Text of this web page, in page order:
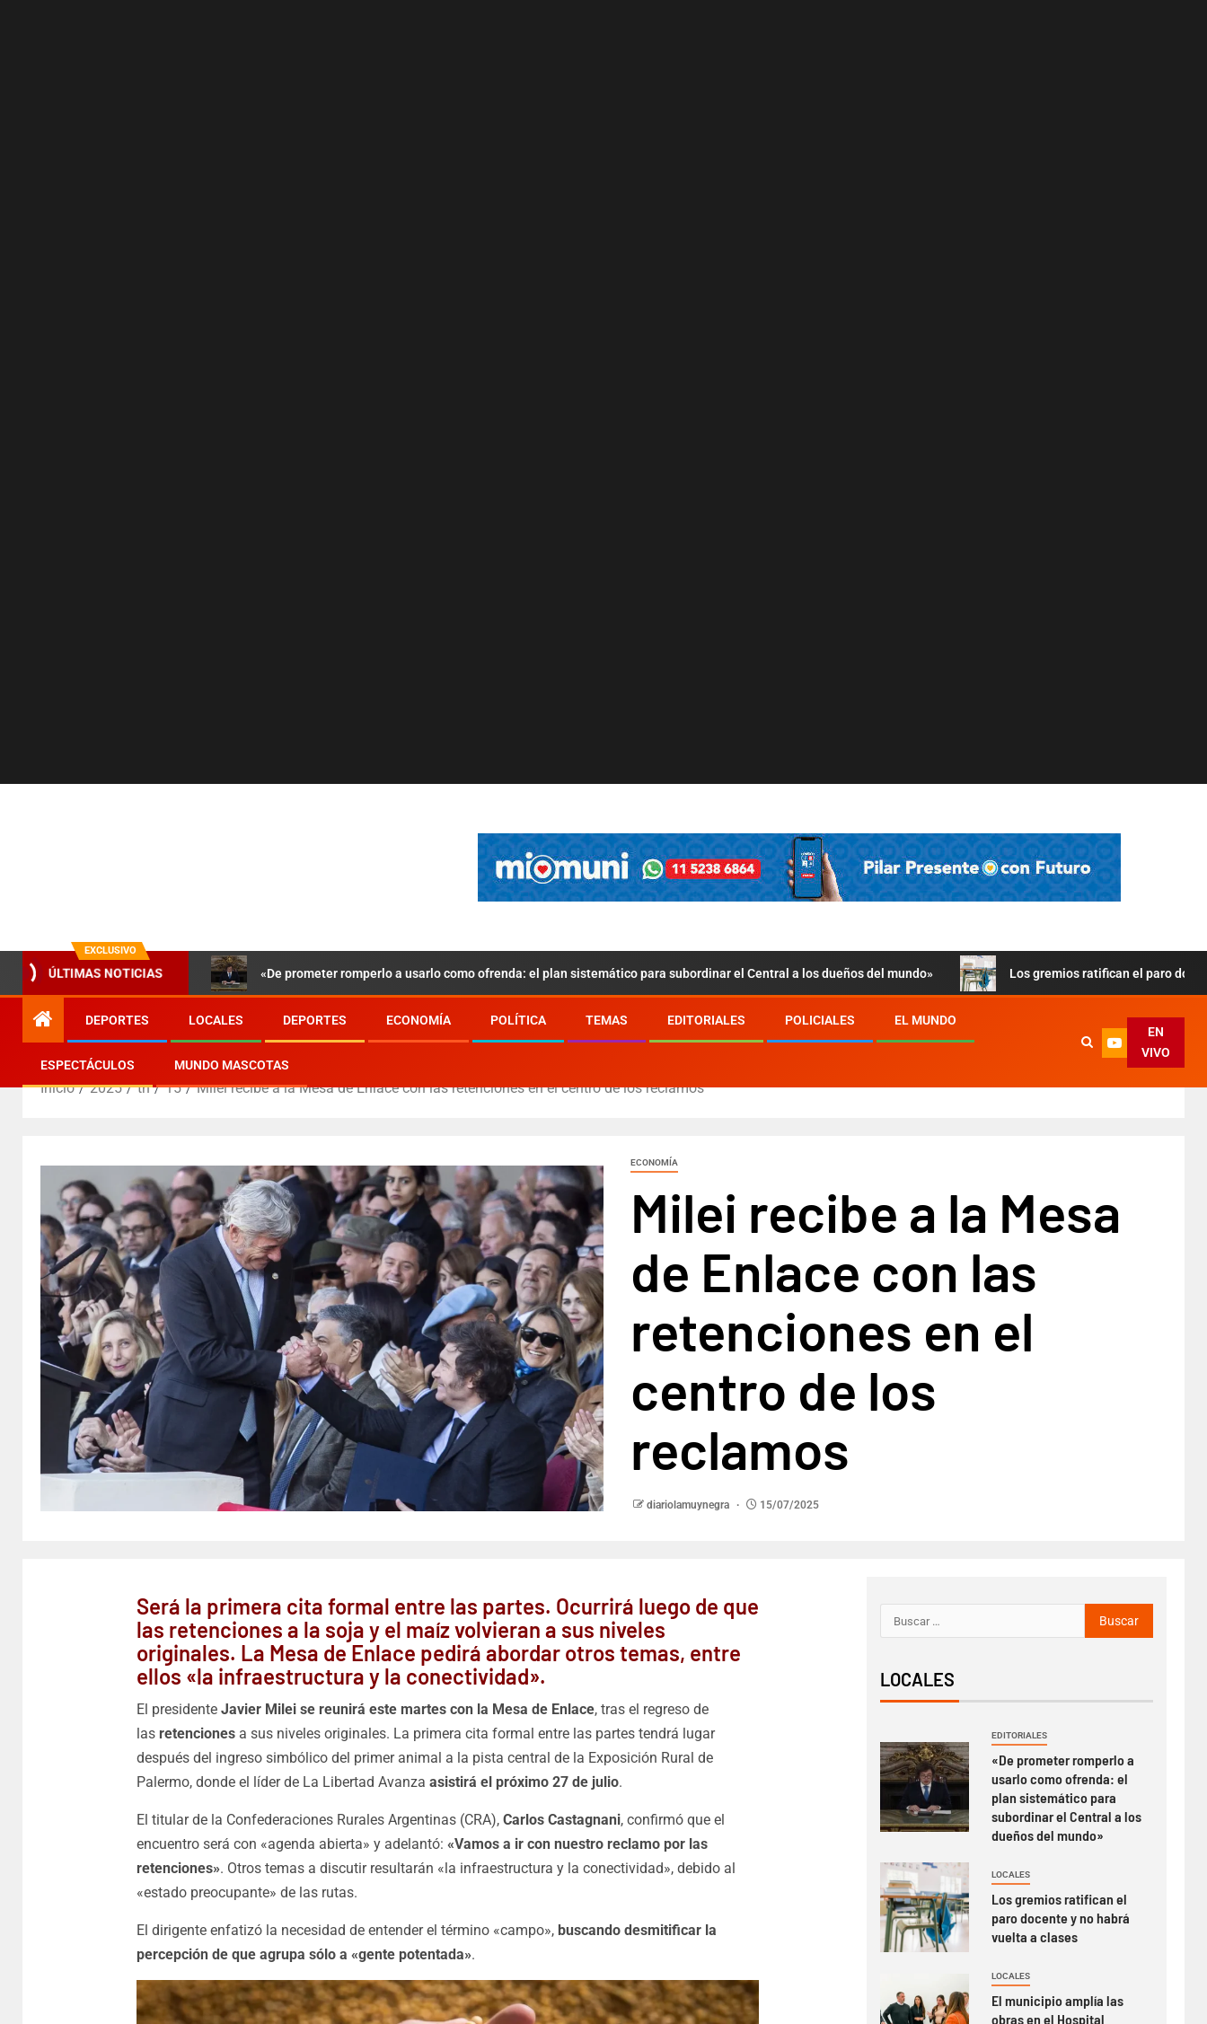
EXCLUSIVO
ÚLTIMAS NOTICIAS «De prometer romperlo a usarlo como ofrenda: el plan sistemático para subordinar el Central a los dueños del mundo» Los gremios ratifican el paro
DEPORTES LOCALES DEPORTES ECONOMÍA POLÍTICA TEMAS EDITORIALES POLICIALES EL MUNDO
ESPECTÁCULOS MUNDO MASCOTAS
EN
VIVO
Inicio 2025 th 15 Milei recibe a la Mesa de Enlace con las retenciones en el centro de los reclamos
ECONOMÍA
Milei recibe a la Mesa
de Enlace con las
retenciones en el
centro de los
reclamos
diariolamuynegra 15/07/2025
Será la primera cita formal entre las partes. Ocurrirá luego de que
las retenciones a la soja y el maíz volvieran a sus niveles
originales. La Mesa de Enlace pedirá abordar otros temas, entre
ellos «la infraestructura y la conectividad».
El presidente Javier Milei se reunirá este martes con la Mesa de Enlace, tras el regreso de
las retencionesa sus niveles originales. La primera cita formal entre las partes tendrá lugar
después del ingreso simbólico del primer animal a la pista central de la Exposición Rural de
Palermo, donde el líder de La Libertad Avanza asistirá el próximo 27 de julio.
El titular de la Confederaciones Rurales Argentinas (CRA), Carlos Castagnani, confirmó que el
encuentro será con «agenda abierta» y adelantó: «Vamos a ir con nuestro reclamo por las
retenciones». Otros temas a discutir resultarán «la infraestructura y la conectividad», debido al
«estado preocupante» de las rutas.
El dirigente enfatizó la necesidad de entender el término «campo», buscando desmitificar la
percepción de que agrupa sólo a «gente potentada».
LOCALES
EDITORIALES
«De prometer romperlo a
usarlo como ofrenda: el
plan sistemático para
subordinar el Central a los
dueños del mundo»
LOCALES
Los gremios ratifican el
paro docente y no habrá
vuelta a clases
LOCALES
El municipio amplía las
obras en el Hospital